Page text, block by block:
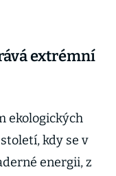
extrémní
ekologických
kdy se v
energii, z